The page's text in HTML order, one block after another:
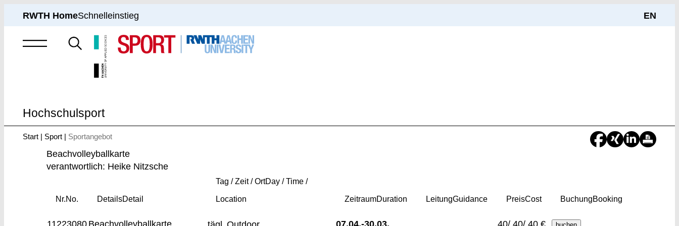
RWTH HomeSchnelleinstieg EN
Suche
nach
Hochschulsport
hier:
Start Sport Sportangebot
Beachvolleyballkarte
verantwortlich: Heike Nitzsche
Nr.No. DetailsDetail
Tag / Zeit / OrtDay / Time /
Location ZeitraumDuration LeitungGuidance PreisCost BuchungBooking